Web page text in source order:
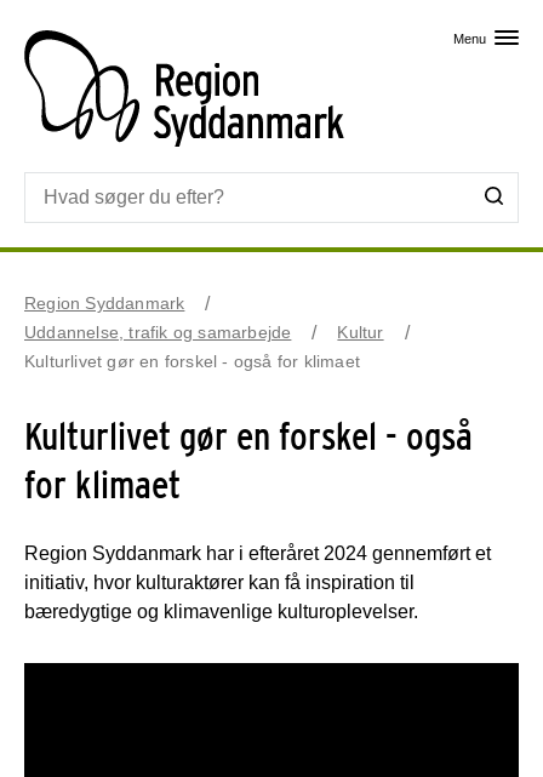
Menu
Region Syddanmark
Uddannelse, trafik og samarbejde
Kultur
Kulturlivet gør en forskel - også for klimaet
Kulturlivet gør en forskel - også
for klimaet
Region Syddanmark har i efteråret 2024 gennemført et
initiativ, hvor kulturaktører kan få inspiration til
bæredygtige og klimavenlige kulturoplevelser.